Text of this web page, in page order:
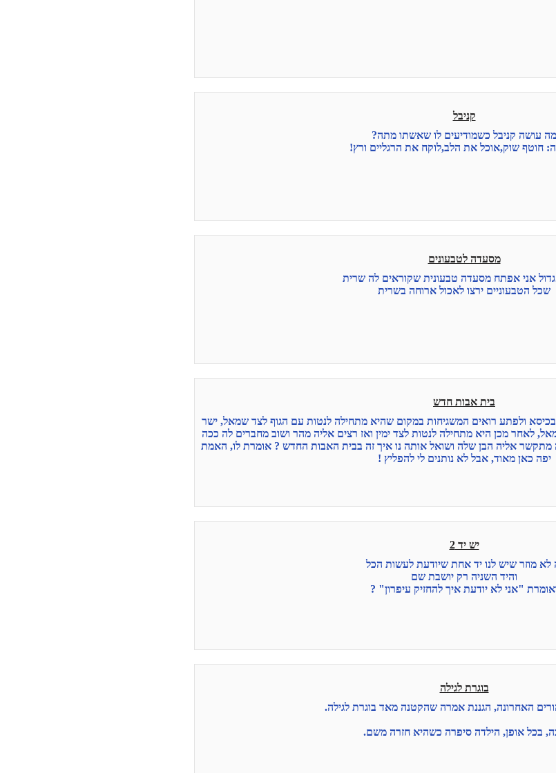
קניבל
מה עושה קניבל כשמודיעים לו שאשתו מתה?
חוטף שוק,אוכל את הלב,לוקח את הרגליים ורץ!
מסעדה לטבעונים
אני אפתח מסעדה טבעונית שקוראים לה שרית
שכל הטבעוניים ירצו לאכול ארוחה בשרית
בית אבות חדש
ולפתע רואים המשגיחות במקום שהיא מתחילה לנטות עם הגוף לצד שמאל, ישר
לאחר מכן היא מתחילה לנטות לצד ימין ואז רצים אליה מהר ושוב מחברים לה ככה
אליה הבן שלה ושואל אותה נו איך זה בבית האבות החדש ? אומרת לו, האמת
יפה כאן מאוד, אבל לא נותנים לי להפליץ !
יש יד 2
לא מוזר שיש לנו יד אחת שיודעת לעשות הכל
והיד השניה רק יושבת שם
"אני לא יודעת איך להחזיק עיפרון" ?
בוגרת לגילה
האחרונה, הגננת אמרה שהקטנה מאד בוגרת לגילה.
בכל אופן, הילדה סיפרה כשהיא חזרה משם.